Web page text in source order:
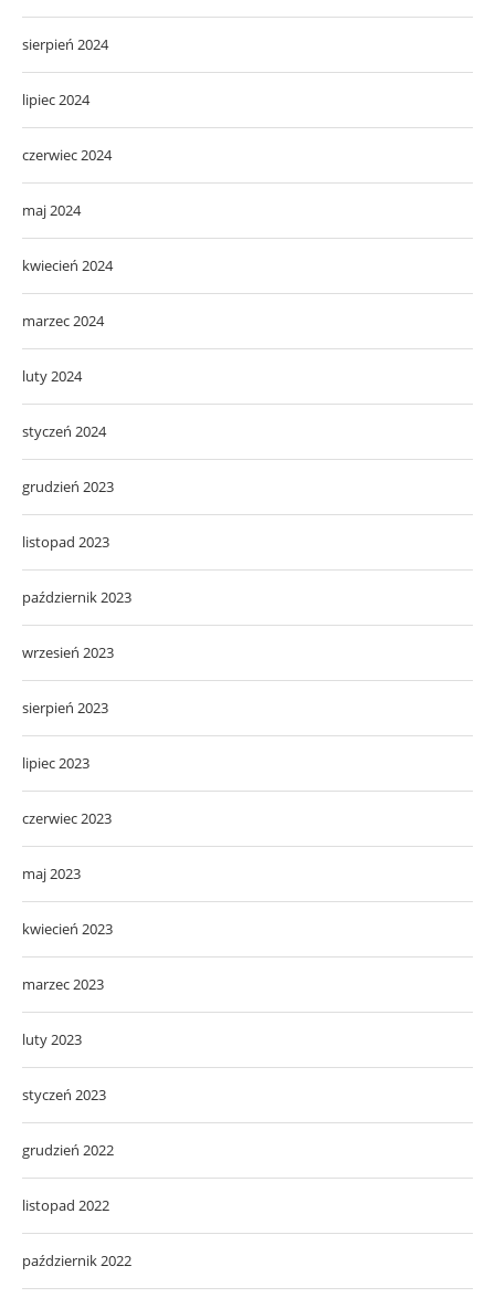
sierpień 2024
lipiec 2024
czerwiec 2024
maj 2024
kwiecień 2024
marzec 2024
luty 2024
styczeń 2024
grudzień 2023
listopad 2023
październik 2023
wrzesień 2023
sierpień 2023
lipiec 2023
czerwiec 2023
maj 2023
kwiecień 2023
marzec 2023
luty 2023
styczeń 2023
grudzień 2022
listopad 2022
październik 2022